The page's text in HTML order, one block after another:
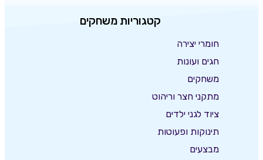
קטגוריות משחקים
חומרי יצירה
חגים ועונות
משחקים
מתקני חצר וריהוט
ציוד לגני ילדים
תינוקות ופעוטות
מבצעים